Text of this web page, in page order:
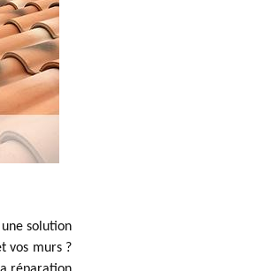
solution
vos murs ?